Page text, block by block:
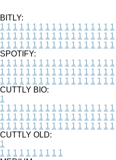
BITLY:
1 1 1 1 1 1 1 1 1 1 1 1 1 1 1 1 1 1
1 1 1 1 1 1 1 1 1 1 1 1 1 1 1 1 1 1
1 1 1 1 1 1 1 1 1 1 1 1 1 1 1 1 1 1
SPOTIFY:
1 1 1 1 1 1 1 1 1 1 1 1 1 1 1 1 1 1
1 1 1 1 1 1 1 1 1 1 1 1 1 1 1 1 1 1
1 1 1 1 1 1 1 1 1 1 1 1 1 1 1 1 1 1
CUTTLY BIO:
1
1 1 1 1 1 1 1 1 1 1 1 1 1 1 1 1 1 1
1 1 1 1 1 1 1 1 1 1 1 1 1 1 1 1 1 1
1 1 1 1 1 1 1 1 1 1 1 1 1 1 1 1 1 1
CUTTLY OLD:
1
1 1 1 1 1 1 1 1 1 1